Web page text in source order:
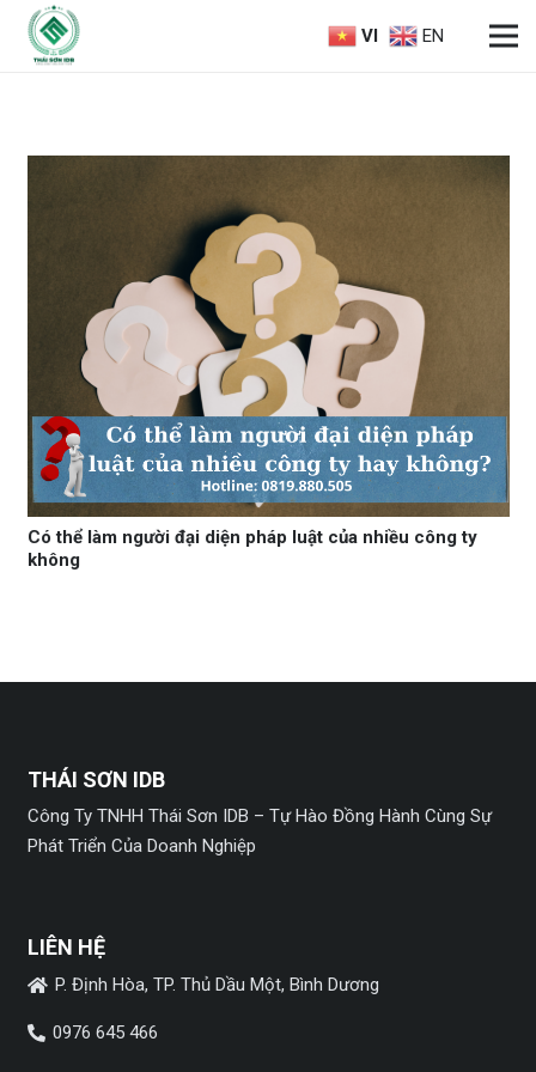
VI EN
Có thể làm người đại diện pháp luật của nhiều công ty
không
THÁI SƠN IDB
Công Ty TNHH Thái Sơn IDB – Tự Hào Đồng Hành Cùng Sự
Phát Triển Của Doanh Nghiệp
LIÊN HỆ
P. Định Hòa, TP. Thủ Dầu Một, Bình Dương
0976 645 466